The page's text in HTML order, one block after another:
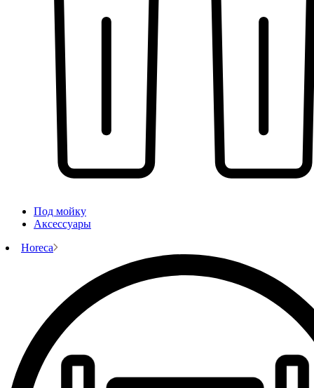
Под мойку
Аксессуары
Horeca